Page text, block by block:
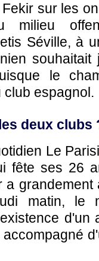
sur les
milieu
Séville, à
le
espagnol.
deux clubs
Le
fête ses 26
a
matin, le
d'un